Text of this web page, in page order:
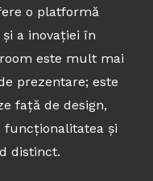
o platformă
a inovației în
este mult mai
prezentare; este
față de design,
și
distinct.